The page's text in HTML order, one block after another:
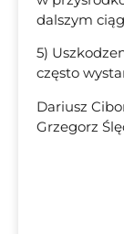
dalszym
5)
często
Dariusz
Grzegorz